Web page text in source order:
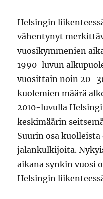
Helsingin
vähentynyt
vuosikymmenien
1990-luvun
vuosittain noin
kuolemien määrä
2010-luvulla
keskimäärin
Suurin osa
jalankulkijoita.
aikana synkin vuosi
Helsingin